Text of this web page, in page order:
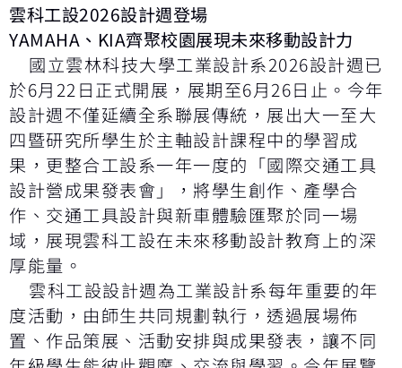
雲科工設2026設計週登場
YAMAHA 、KIA齊聚校園展現未來移動設計力
國立雲林科技大學工業設計系2026設計週已
於6月22日正式開展，展期至6月26日止。今年
設計週不僅延續全系聯展傳統，展出大一至大
四暨研究所學生於主軸設計課程中的學習成
果，更整合工設系一年一度的「國際交通工具
設計營成果發表會」，將學生創作、產學合
作、交通工具設計與新車體驗匯聚於同一場
域，展現雲科工設在未來移動設計教育上的深
厚能量。
雲科工設設計週為工業設計系每年重要的年
度活動，由師生共同規劃執行，透過展場佈
置、作品策展、活動安排與成果發表，讓不同